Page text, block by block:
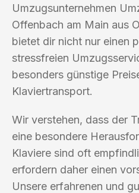
Umzugsunternehmen
Offenbach am Main aus
bietet dir nicht nur einen
stressfreien
besonders günstige
Klaviertransport.
Wir verstehen, dass der
eine besondere
Klaviere sind oft
erfordern daher einen
Unsere erfahrenen und